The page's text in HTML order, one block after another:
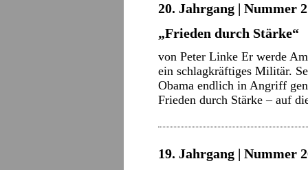
20. Jahrgang | Nummer
„Frieden durch Stärke“
von Peter Linke Er werde
ein schlagkräftiges Militär.
Obama endlich in Angriff
Frieden durch Stärke – auf
19. Jahrgang | Nummer